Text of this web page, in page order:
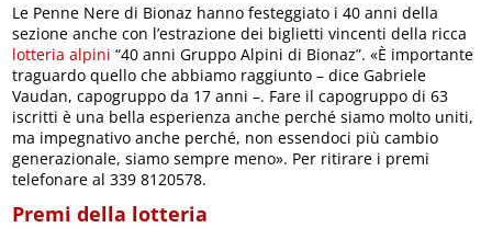
Le Penne Nere di Bionaz hanno festeggiato i 40 anni della
sezione anche con l’estrazione dei biglietti vincenti della ricca
lotteria alpini “40 anni Gruppo Alpini di Bionaz”. «È importante
traguardo quello che abbiamo raggiunto – dice Gabriele
Vaudan, capogruppo da 17 anni –. Fare il capogruppo di 63
iscritti è una bella esperienza anche perché siamo molto uniti,
ma impegnativo anche perché, non essendoci più cambio
generazionale, siamo sempre meno». Per ritirare i premi
telefonare al 339 8120578.
Premi della lotteria